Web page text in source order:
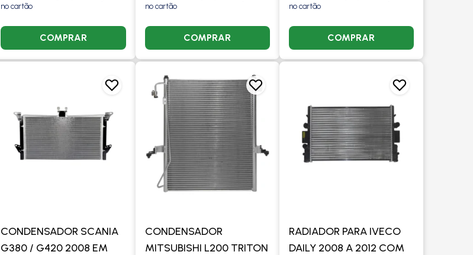
no cartão
COMPRAR
VOLDA
no cartão
COMPRAR
no cartão
COMPRAR
CONDENSADOR SCANIA
G380 / G420 2008 EM
CONDENSADOR
MITSUBISHI L200 TRITON
RADIADOR PARA IVECO
DAILY 2008 A 2012 COM